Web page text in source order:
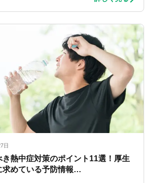
日
熱中症対策のポイント11選！厚生
求めている予防情報…